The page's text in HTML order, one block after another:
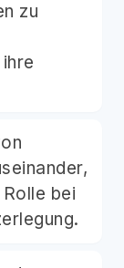
zu
bei